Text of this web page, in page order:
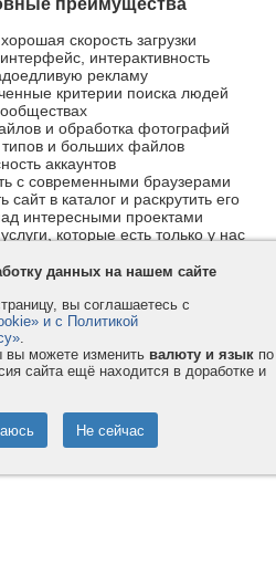
скорость загрузки
интерактивность
рекламу
критерии поиска людей
и обработка фотографий
и больших файлов
аккаунтов
с современными браузерами
в каталог и раскрутить его
интересными проектами
которые есть только у нас
Privacy и Cookie
Помощь
- Все права защищены.
данных на нашем сайте
вы соглашаетесь с
и с Политикой
.
вы можете изменить валюту и язык по
сайта ещё находится в доработке и